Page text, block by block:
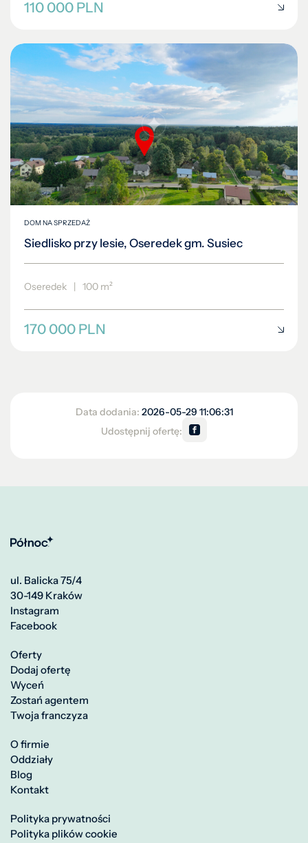
110 000 PLN
DOM NA SPRZEDAŻ
Siedlisko przy lesie, Oseredek gm. Susiec
Oseredek | 100 m²
170 000 PLN
Data dodania: 2026-05-29 11:06:31
Udostępnij ofertę:
ul. Balicka 75/4
30-149 Kraków
Instagram
Facebook
Oferty
Dodaj ofertę
Wyceń
Zostań agentem
Twoja franczyza
O firmie
Oddziały
Blog
Kontakt
Polityka prywatności
Polityka plików cookie